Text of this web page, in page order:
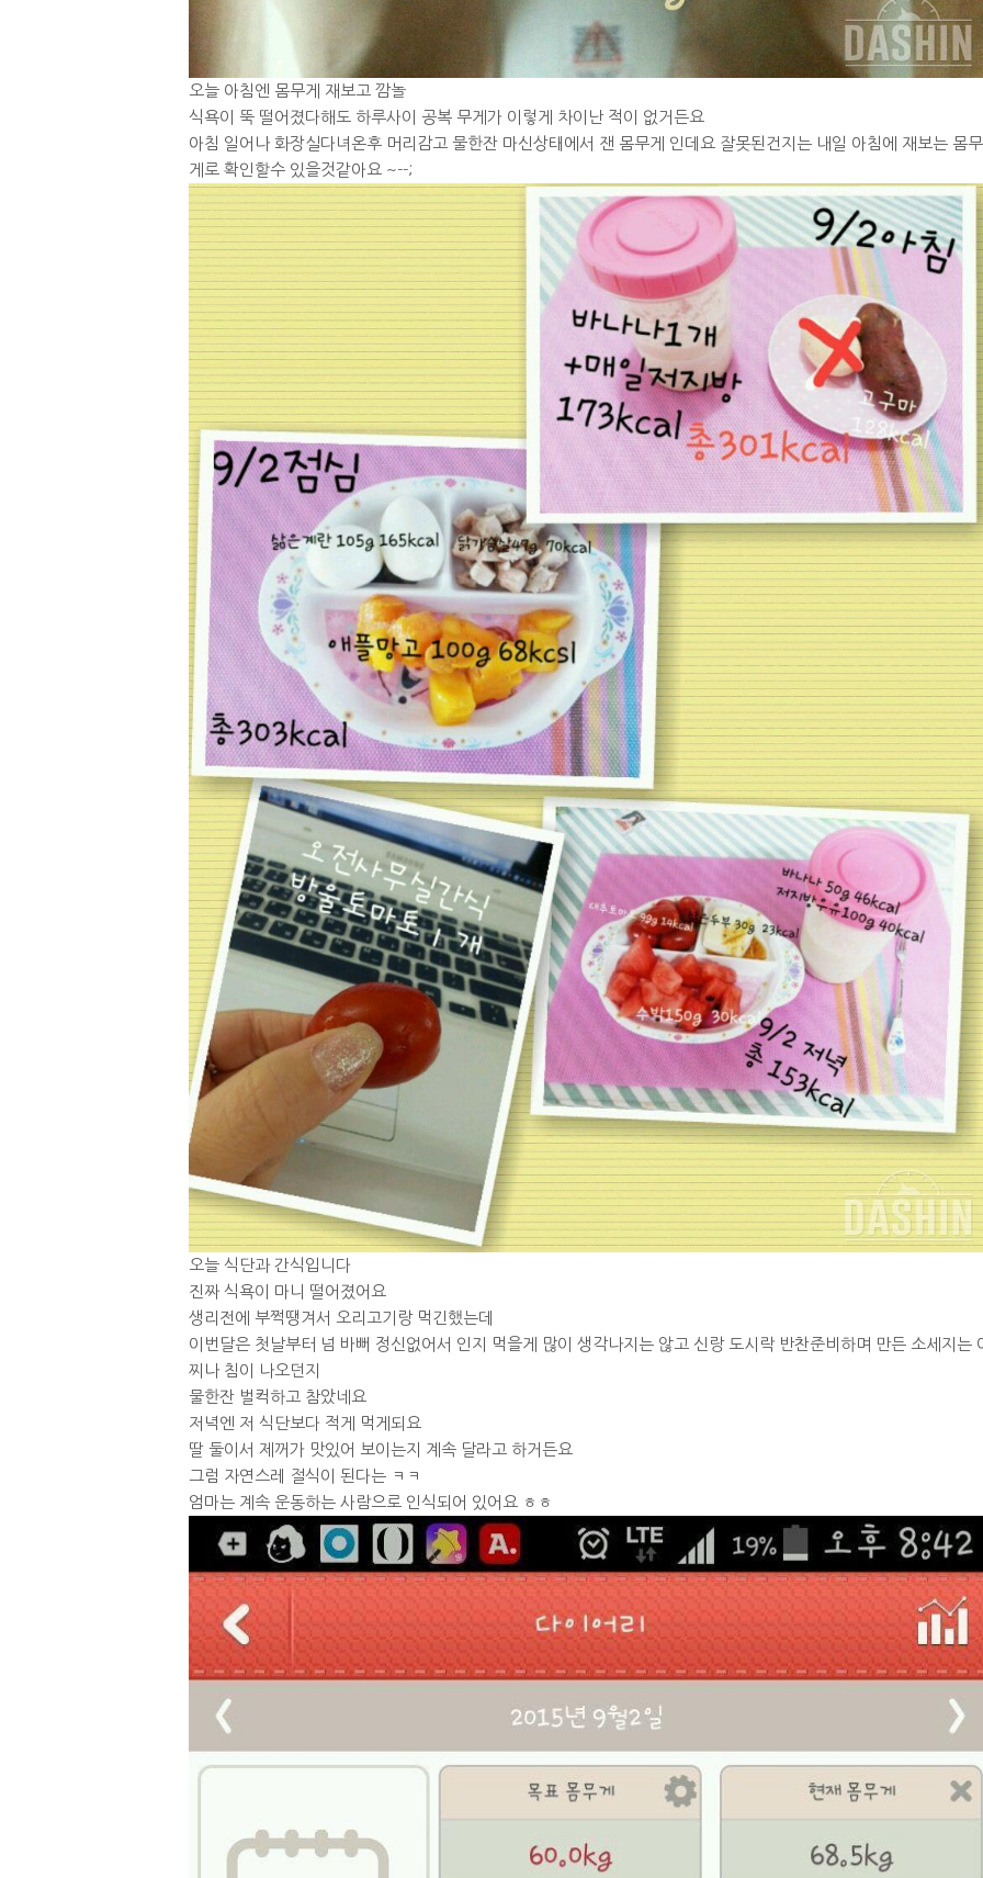
오늘 아침엔 몸무게 재보고 깜놀
식욕이 뚝 떨어졌다해도 하루사이 공복 무게가 이렇게 차이난 적이 없거든요
아침 일어나 화장실다녀온후 머리감고 물한잔 마신상태에서 잰 몸무게 인데요 잘못된건지는 내일 아침에 재보는 몸무
게로 확인할수 있을것같아요 ~--;
오늘 식단과 간식입니다
진짜 식욕이 마니 떨어졌어요
생리전에 부쩍땡겨서 오리고기랑 먹긴했는데
이번달은 첫날부터 넘 바뻐 정신없어서 인지 먹을게 많이 생각나지는 않고 신랑 도시락 반찬준비하며 만든 소세지는
찌나 침이 나오던지
물한잔 벌컥하고 참았네요
저녁엔 저 식단보다 적게 먹게되요
딸 둘이서 제꺼가 맛있어 보이는지 계속 달라고 하거든요
그럼 자연스레 절식이 된다는 ㅋㅋ
엄마는 계속 운동하는 사람으로 인식되어 있어요 ㅎㅎ